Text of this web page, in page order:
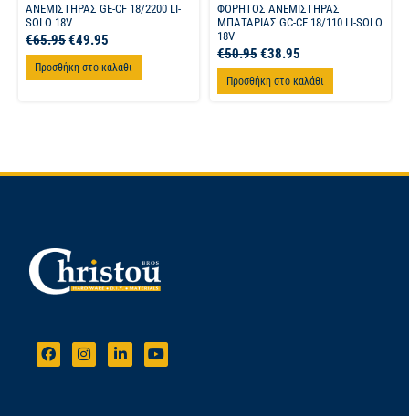
ΑΝΕΜΙΣΤΗΡΑΣ GE-CF 18/2200 LI-
SOLO 18V
€65.95€49.95
Προσθήκη στο καλάθι
ΦΟΡΗΤΟΣ ΑΝΕΜΙΣΤΗΡΑΣ
ΜΠΑΤΑΡΙΑΣ GC-CF 18/110 LI-SOLO
18V
€50.95€38.95
Προσθήκη στο καλάθι